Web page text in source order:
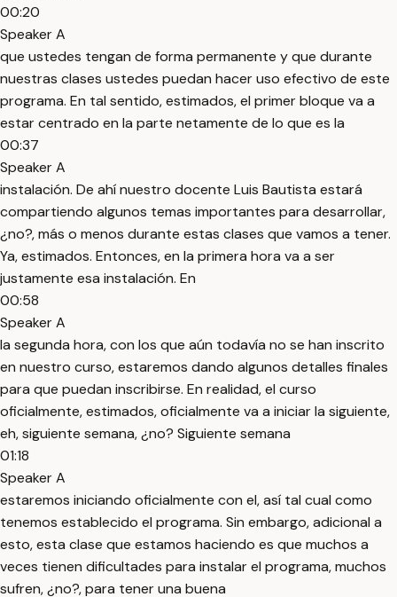
00:20
Speaker A
que ustedes tengan de forma permanente y que durante
nuestras clases ustedes puedan hacer uso efectivo de este
programa. En tal sentido, estimados, el primer bloque va a
estar centrado en la parte netamente de lo que es la
00:37
Speaker A
instalación. De ahí nuestro docente Luis Bautista estará
compartiendo algunos temas importantes para desarrollar,
¿no?, más o menos durante estas clases que vamos a tener.
Ya, estimados. Entonces, en la primera hora va a ser
justamente esa instalación. En
00:58
Speaker A
la segunda hora, con los que aún todavía no se han inscrito
en nuestro curso, estaremos dando algunos detalles finales
para que puedan inscribirse. En realidad, el curso
oficialmente, estimados, oficialmente va a iniciar la siguiente,
eh, siguiente semana, ¿no? Siguiente semana
01:18
Speaker A
estaremos iniciando oficialmente con el, así tal cual como
tenemos establecido el programa. Sin embargo, adicional a
esto, esta clase que estamos haciendo es que muchos a
veces tienen dificultades para instalar el programa, muchos
sufren, ¿no?, para tener una buena